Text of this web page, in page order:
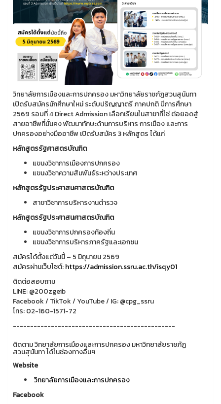
วิทยาลัยการเมืองและการปกครอง มหาวิทยาลัยราชภัฏสวนสุนันทา
เปิดรับสมัครนักศึกษาใหม่ ระดับปริญญาตรี ภาคปกติ ปีการศึกษา
2569 รอบที่ 4 Direct Admission เลือกเรียนในสาขาที่ใช่ ต่อยอดสู่
สายอาชีพที่มั่นคง พัฒนาทักษะด้านการบริหาร การเมือง และการ
ปกครองอย่างมืออาชีพ เปิดรับสมัคร 3 หลักสูตร ได้แก่
หลักสูตรรัฐศาสตรบัณฑิต
แขนงวิชาการเมืองการปกครอง
แขนงวิชาความสัมพันธ์ระหว่างประเทศ
หลักสูตรรัฐประศาสนศาสตรบัณฑิต
สาขาวิชาการบริหารงานตำรวจ
หลักสูตรรัฐประศาสนศาสตรบัณฑิต
แขนงวิชาการปกครองท้องถิ่น
แขนงวิชาการบริหารภาครัฐและเอกชน
สมัครได้ตั้งแต่วันนี้ – 5 มิถุนายน 2569
สมัครผ่านเว็บไซต์:https://admission.ssru.ac.th/isqy01
ติดต่อสอบถาม
LINE: @200zgeib
Facebook / TikTok / YouTube / IG: @cpg_ssru
โทร: 02-160-1571-72
-----------------------------------------------
ติดตาม วิทยาลัยการเมืองและการปกครอง มหาวิทยาลัยราชภัฏ
สวนสุนันทา ได้ในช่องทางอื่นๆ
Website
วิทยาลัยการเมืองและการปกครอง
Facebook